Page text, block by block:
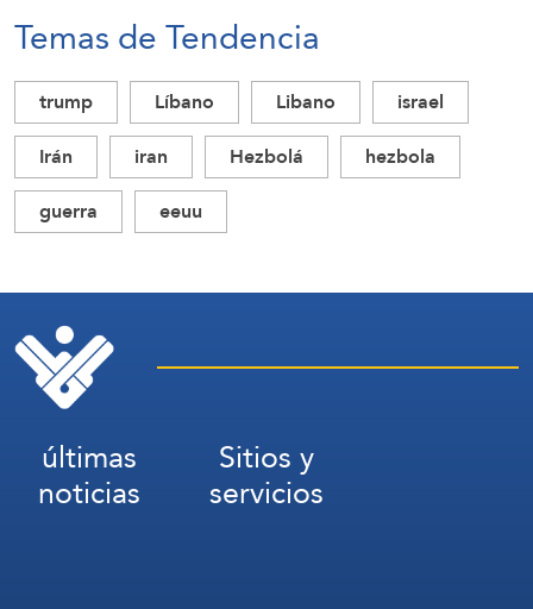
Temas de Tendencia
trump Líbano Libano
israel
Irán
iran Hezbolá
hezbola
guerra
eeuu
últimas
noticias
Sitios y
servicios